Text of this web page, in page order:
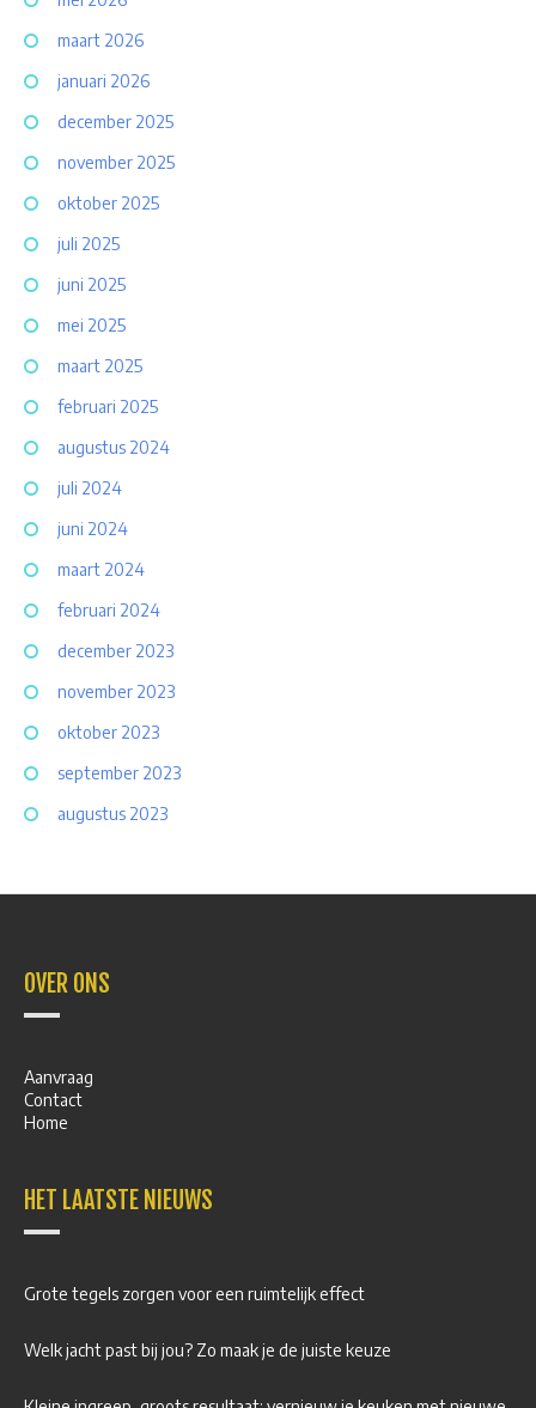
maart 2026
januari 2026
december 2025
november 2025
oktober 2025
juli 2025
juni 2025
mei 2025
maart 2025
februari 2025
augustus 2024
juli 2024
juni 2024
maart 2024
februari 2024
december 2023
november 2023
oktober 2023
september 2023
augustus 2023
OVER ONS
Aanvraag
Contact
Home
HET LAATSTE NIEUWS
Grote tegels zorgen voor een ruimtelijk effect
Welk jacht past bij jou? Zo maak je de juiste keuze